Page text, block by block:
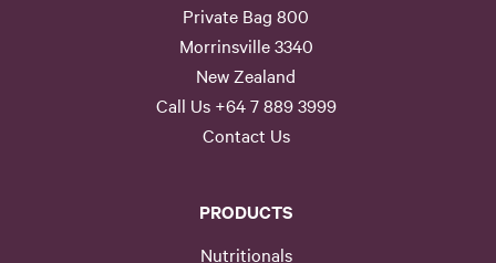
Private Bag 800
Morrinsville 3340
New Zealand
Call Us +64 7 889 3999
Contact Us
PRODUCTS
Nutritionals